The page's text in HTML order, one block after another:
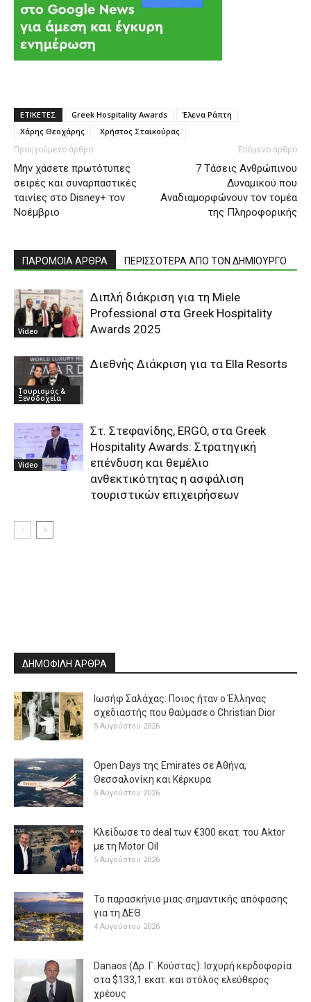
ΕΤΙΚΕΤΕΣ Greek Hospitality Awards
Έλενα Ράπτη
Χάρης Θεοχάρης
Χρήστος Σταικούρας
Προηγούμενο άρθρο
Μην χάσετε πρωτότυπες
σειρές και συναρπαστικές
ταινίες στο Disney+ τον
Νοέμβριο
Επόμενο άρθρο
7 Τάσεις Ανθρώπινου
Δυναμικού που
Αναδιαμορφώνουν τον τομέα
της Πληροφορικής
ΠΑΡΟΜΟΙΑ ΑΡΘΡΑ ΠΕΡΙΣΣΟΤΕΡΑ ΑΠΟ ΤΟΝ ΔΗΜΙΟΥΡΓΟ
Video
Διπλή διάκριση για τη Miele
Professional στα Greek Hospitality
Awards 2025
Τουρισμός &
Ξενοδοχεία
Διεθνής Διάκριση για τα Ella Resorts
Video
Στ. Στεφανίδης, ERGO, στα Greek
Hospitality Awards: Στρατηγική
επένδυση και θεμέλιο
ανθεκτικότητας η ασφάλιση
τουριστικών επιχειρήσεων
ΔΗΜΟΦΙΛΗ ΑΡΘΡΑ
Ιωσήφ Σαλάχας: Ποιος ήταν ο Έλληνας
σχεδιαστής που θαύμασε ο Christian Dior
5 Αυγούστου 2026
Open Days της Emirates σε Αθήνα,
Θεσσαλονίκη και Κέρκυρα
5 Αυγούστου 2026
Κλείδωσε το deal των €300 εκατ. του Aktor
με τη Μotor Oil
5 Αυγούστου 2026
Το παρασκήνιο μιας σημαντικής απόφασης
για τη ΔΕΘ
4 Αυγούστου 2026
Danaos (Δρ. Γ. Κούστας): Ισχυρή κερδοφορία
στα $133,1 εκατ. και στόλος ελεύθερος
χρέους